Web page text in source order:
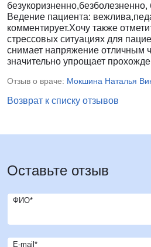
Ведение пациента:
комментирует.Хочу также
стрессовых ситуациях для
снимает напряжение отличным
значительно упрощает
Отзыв о враче: Мокшина Наталья
Возврат к списку отзывов
Оставьте отзыв
ФИО*
E-mail*